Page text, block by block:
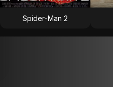
Spider-Man 2